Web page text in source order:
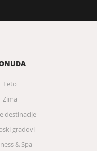
Leto
Zima
destinacije
gradovi
& Spa